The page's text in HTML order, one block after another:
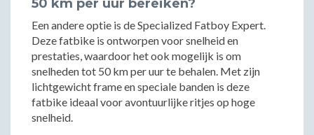
50 km per uur bereiken?
Een andere optie is de Specialized Fatboy Expert.
Deze fatbike is ontworpen voor snelheid en
prestaties, waardoor het ook mogelijk is om
snelheden tot 50 km per uur te behalen. Met zijn
lichtgewicht frame en speciale banden is deze
fatbike ideaal voor avontuurlijke ritjes op hoge
snelheid.